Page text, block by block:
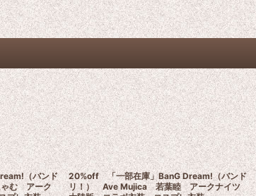
（バンド
む アーク
20%off 「一部在庫」BanG Dream!（バンド
リ！） Ave Mujica 若葉睦 アークナイツ